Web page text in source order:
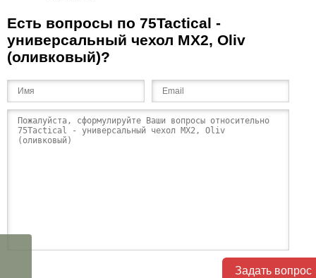
Есть вопросы по 75Tactical -
универсальный чехол МХ2, Oliv
(оливковый)?
Задать вопрос